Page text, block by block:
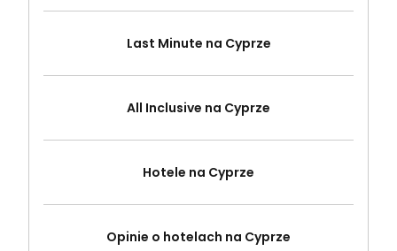
Last Minute na Cyprze
All Inclusive na Cyprze
Hotele na Cyprze
Opinie o hotelach na Cyprze